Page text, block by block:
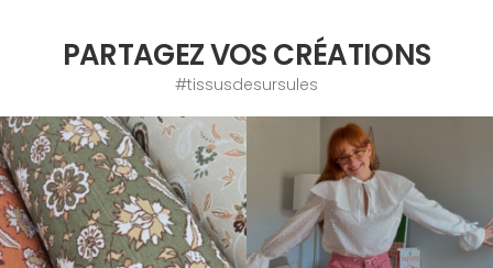
PARTAGEZ VOS CRÉATIONS
#tissusdesursules